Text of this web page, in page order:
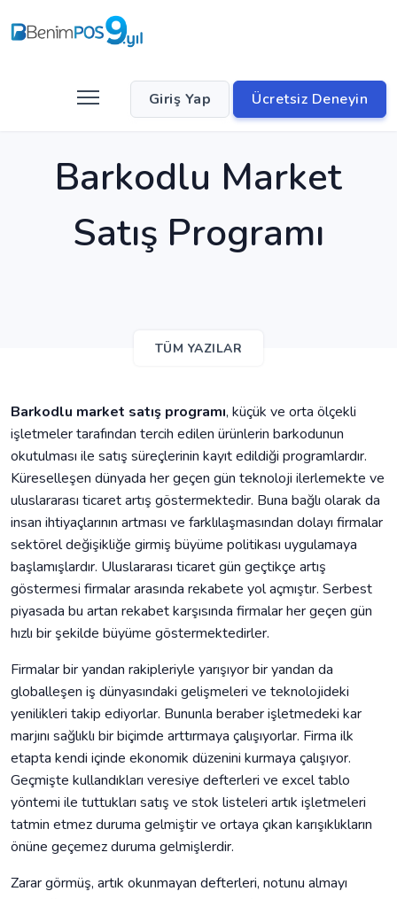
Giriş Yap Ücretsiz Deneyin
Barkodlu Market
Satış Programı
TÜM YAZILAR
Barkodlu market satış programı, küçük ve orta ölçekli
işletmeler tarafından tercih edilen ürünlerin barkodunun
okutulması ile satış süreçlerinin kayıt edildiği programlardır.
Küreselleşen dünyada her geçen gün teknoloji ilerlemekte ve
uluslararası ticaret artış göstermektedir. Buna bağlı olarak da
insan ihtiyaçlarının artması ve farklılaşmasından dolayı firmalar
sektörel değişikliğe girmiş büyüme politikası uygulamaya
başlamışlardır. Uluslararası ticaret gün geçtikçe artış
göstermesi firmalar arasında rekabete yol açmıştır. Serbest
piyasada bu artan rekabet karşısında firmalar her geçen gün
hızlı bir şekilde büyüme göstermektedirler.
Firmalar bir yandan rakipleriyle yarışıyor bir yandan da
globalleşen iş dünyasındaki gelişmeleri ve teknolojideki
yenilikleri takip ediyorlar. Bununla beraber işletmedeki kar
marjını sağlıklı bir biçimde arttırmaya çalışıyorlar. Firma ilk
etapta kendi içinde ekonomik düzenini kurmaya çalışıyor.
Geçmişte kullandıkları veresiye defterleri ve excel tablo
yöntemi ile tuttukları satış ve stok listeleri artık işletmeleri
tatmin etmez duruma gelmiştir ve ortaya çıkan karışıklıkların
önüne geçemez duruma gelmişlerdir.
Zarar görmüş, artık okunmayan defterleri, notunu almayı